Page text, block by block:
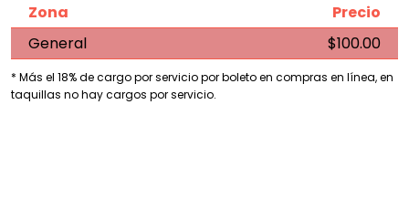
Zona
Precio
General
$100.00
* Más el 18% de cargo por servicio por boleto en compras en línea, en
taquillas no hay cargos por servicio.